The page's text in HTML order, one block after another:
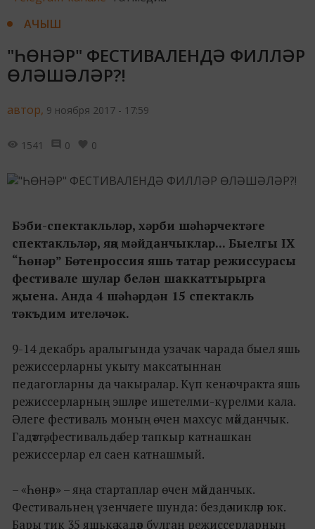
АЧЫШ
"ҺӨНӘР" ФЕСТИВАЛЕНДӘ ФИЛЛӘР
ӨЛӘШӘЛӘР?!
автор, 9 ноября 2017 - 17:59
1541 0 0
Бэби-спектакльләр, хәрби шәһәрчектәге
спектакльләр, яңа мәйданчыклар... Быелгы IX
“Һөнәр” Бөтенроссия яшь татар режиссурасы
фестивале шулар белән шаккаттырырга
җыена. Анда 4 шәһәрдән 15 спектакль
тәкъдим ителәчәк.
9-14 декабрь аралыгында узачак чарада быел яшь
режиссерларны укыту максатыннан
педагогларны да чакыралар. Күп кенә очракта яшь
режиссерларның эшләре ишетелми-күрелми кала.
Әлеге фестиваль моның өчен махсус мәйданчык.
Гадәттә, фестивальдә бер тапкыр катнашкан
режиссерлар ел саен катнашмый.
– «Һөнәр» – яңа стартаплар өчен мәйданчык.
Фестивальнең үзенчәлеге шунда: бездә чикләр юк.
Бары тик 35 яшькә кадәр булган режиссерларның